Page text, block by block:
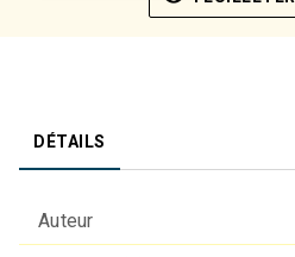
DÉTAILS
Auteur